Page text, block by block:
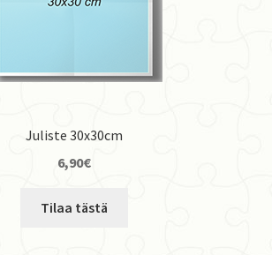
Juliste 30x30cm
6,90€
Tilaa tästä